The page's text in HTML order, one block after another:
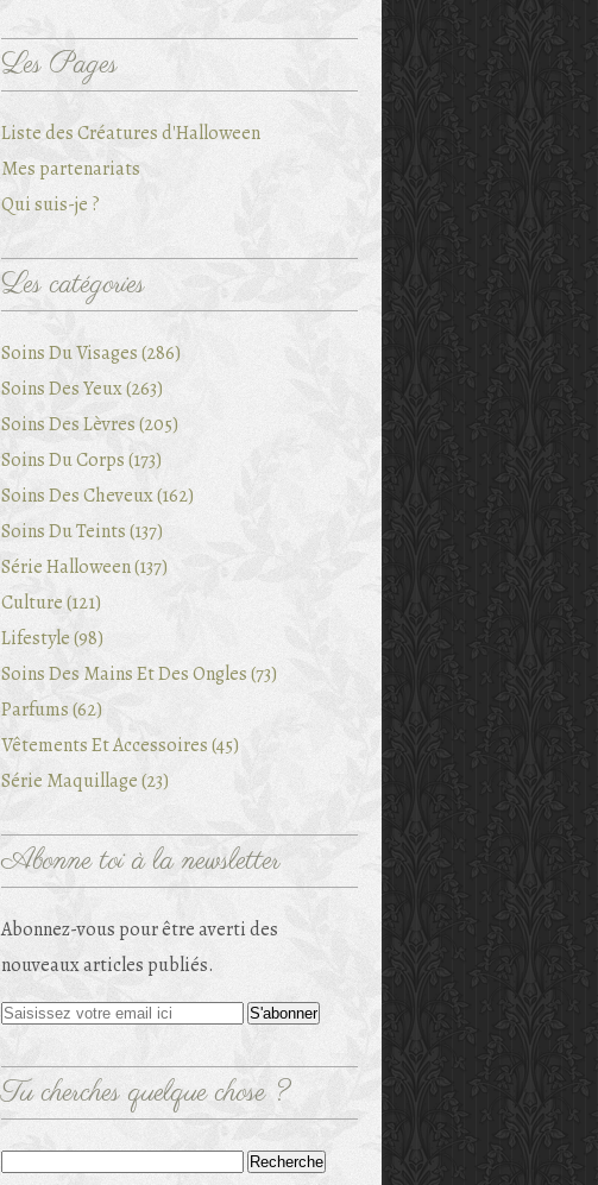
Les Pages
Liste des Créatures d'Halloween
Mes partenariats
Qui suis-je ?
Les catégories
Soins Du Visages (286)
Soins Des Yeux (263)
Soins Des Lèvres (205)
Soins Du Corps (173)
Soins Des Cheveux (162)
Soins Du Teints (137)
Série Halloween (137)
Culture (121)
Lifestyle (98)
Soins Des Mains Et Des Ongles (73)
Parfums (62)
Vêtements Et Accessoires (45)
Série Maquillage (23)
Abonne toi à la newsletter
Abonnez-vous pour être averti des
nouveaux articles publiés.
Tu cherches quelque chose ?